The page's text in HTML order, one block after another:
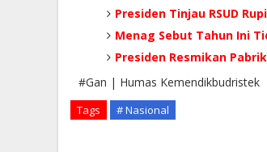
Presiden Tinjau RSUD
Menag Sebut Tahun Ini
Presiden Resmikan
#Gan | Humas Kemendikbudristek
Tags # Nasional